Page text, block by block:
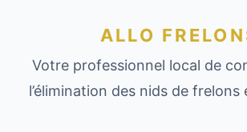
ALLO
Votre professionnel local de
l’élimination des nids de frelons